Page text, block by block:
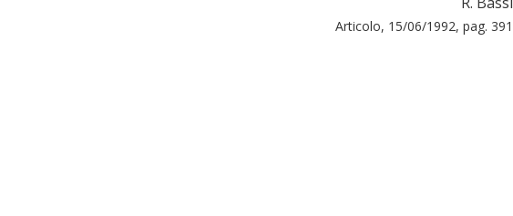
Articolo, 15/06/1992, pag. 391